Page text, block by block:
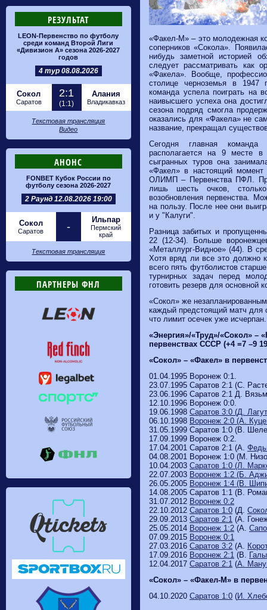
РЕЗУЛЬТАТ
LEON-Первенство по футболу
среди команд Второй Лиги
«Дивизион А» сезона 2026-2027
годов
4 тур 08.08.2026
Сокол
Саратов
2:1
(1:1)
Алания
Владикавказ
Текстовая трансляция
Видео
АНОНС
FONBET Кубок России по
футболу сезона 2026-2027
2 Раунд 12.08.2026 19:00
Сокол
Саратов -
Ильпар
Пермский
край
Текстовая трансляция
ПАРТНЕРЫ ФНЛ
«Факел-М» – это молодежная
соперников «Сокола».
нибудь заметной историей
следует рассматривать как
«Факела». Вообще,
столице черноземья в 1947
команда успела поиграть на
наивысшего успеха она
сезона подряд смогла
оказались для «Факела» не
название, прекращал
Сегодня главная
располагается на 9 месте в
сыгранных туров она
«Факел» в настоящий момент
ОЛИМП – Первенства ПФЛ.
лишь шесть очков,
возобновления первенства.
на пользу. После нее они
и у "Калуги".
Разница забитых и
22 (12-34). Больше
«Металлург-Видное» (44). В
Хотя вряд ли все это должно
всего пять футболистов
турнирных задач перед
готовить резерв для основной
«Сокол» же
каждый предстоящий матч для
что лимит осечек уже
«Энергия»/«Труд»/«Сокол» –
первенствах СССР (+4 =7 –9
«Сокол» – «Факел» в
01.04.1995 Воронеж 0:1.
23.07.1995 Саратов 2:1 (С.
23.06.1996 Саратов 2:1 Д.
12.10.1996 Воронеж 0:0.
19.06.1998 Саратов 3:0 (Д.
06.10.1998 Воронеж 2:0 (А.
31.05.1999 Саратов 1:0 (В.
17.09.1999 Воронеж 0:2.
17.04.2001 Саратов 2:1 (А.
04.08.2001 Воронеж 1:0 (М.
10.04.2003 Саратов 1:0 (Л.
22.07.2003 Воронеж 1:2 (Б.
26.05.2005 Воронеж 1:4 (В.
14.08.2005 Саратов 1:1 (В.
31.07.2012 Воронеж 0:2
22.10.2012 Саратов 1:0 (Д.
29.09.2013 Саратов 2:1 (А.
25.05.2014 Воронеж 1:2 (А.
07.09.2015 Воронеж 0:1
27.03.2016 Саратов 3:2 (А.
17.09.2016 Воронеж 2:1 (В.
12.04.2017 Саратов 2:1 (А.
«Сокол» – «Факел-М» в
04.10.2020 Саратов 1:0 (И.